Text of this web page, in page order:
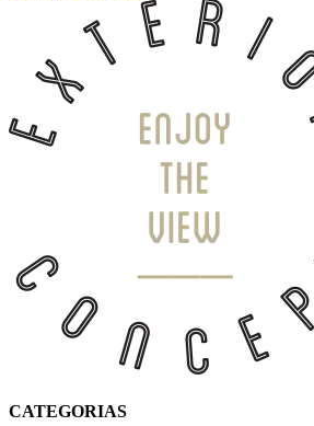
CATEGORIAS